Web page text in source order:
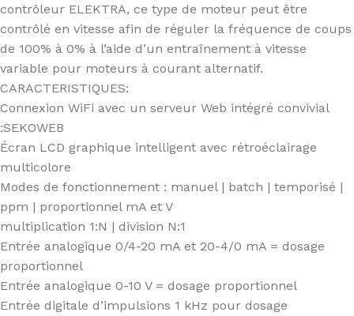
contrôleur ELEKTRA, ce type de moteur peut être
contrôlé en vitesse afin de réguler la fréquence de coups
de 100% à 0% à l’aide d’un entraînement à vitesse
variable pour moteurs à courant alternatif.
CARACTERISTIQUES:
Connexion WiFi avec un serveur Web intégré convivial
:SEKOWEB
Écran LCD graphique intelligent avec rétroéclairage
multicolore
Modes de fonctionnement : manuel | batch | temporisé |
ppm | proportionnel mA et V
multiplication 1:N | division N:1
Entrée analogique 0/4-20 mA et 20-4/0 mA = dosage
proportionnel
Entrée analogique 0-10 V = dosage proportionnel
Entrée digitale d’impulsions 1 kHz pour dosage